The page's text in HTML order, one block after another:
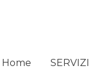
Home SERVIZI